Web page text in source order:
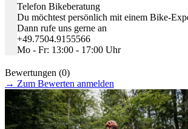
Telefon Bikeberatung
Du möchtest persönlich mit einem Bike-
Dann rufe uns gerne an
+49.7504.9155566
Mo - Fr: 13:00 - 17:00 Uhr
Bewertungen (0)
→ Zum Bewerten anmelden